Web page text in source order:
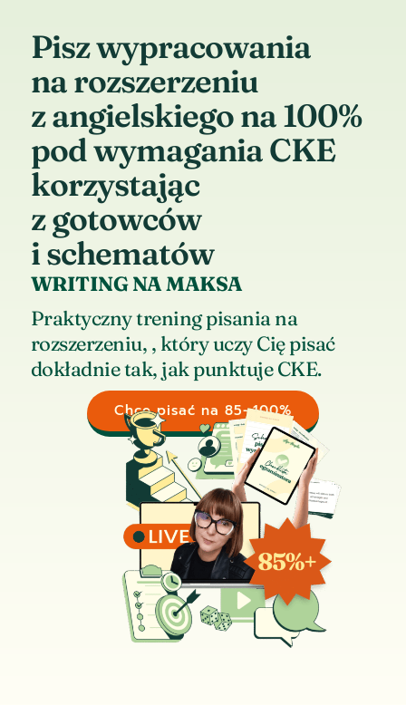
Pisz wypracowania
na rozszerzeniu
z angielskiego na 100%
pod wymagania CKE
korzystając
z gotowców
i schematów
WRITING NA MAKSA
Praktyczny trening pisania na
rozszerzeniu, , który uczy Cię pisać
dokładnie tak, jak punktuje CKE.
Chcę pisać na 85–100%